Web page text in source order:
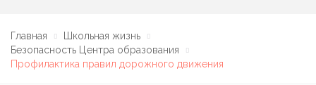
Главная
Школьная жизнь
Безопасность Центра образования
Профилактика правил дорожного движения